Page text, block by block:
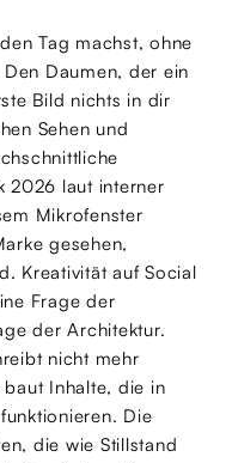
Tag machst, ohne
Daumen, der ein
Bild nichts in dir
Sehen und
2026 laut interner
Mikrofenster
gesehen,
Kreativität auf Social
Frage der
der Architektur.
nicht mehr
Inhalte, die in
Die
die wie Stillstand